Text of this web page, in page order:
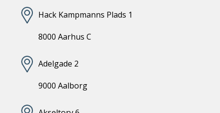
Hack Kampmanns Plads 1
8000 Aarhus C
Adelgade 2
9000 Aalborg